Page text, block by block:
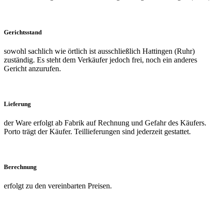
Gerichtsstand
sowohl sachlich wie örtlich ist ausschließlich Hattingen (Ruhr)
zuständig. Es steht dem Verkäufer jedoch frei, noch ein anderes
Gericht anzurufen.
Lieferung
der Ware erfolgt ab Fabrik auf Rechnung und Gefahr des Käufers.
Porto trägt der Käufer. Teillieferungen sind jederzeit gestattet.
Berechnung
erfolgt zu den vereinbarten Preisen.